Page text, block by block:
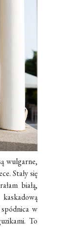
wulgarne,
Stały się
białą,
w
To